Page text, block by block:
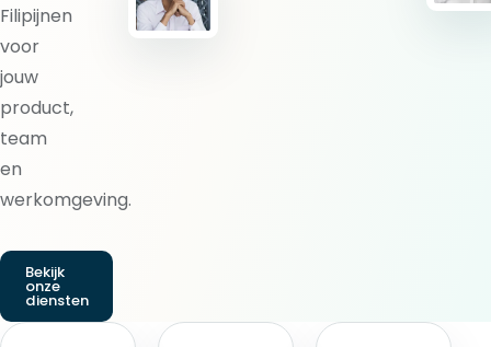
Filipijnen
voor
jouw
product,
team
en
werkomgeving.
Bekijk
onze
diensten